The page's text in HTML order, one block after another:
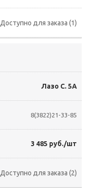
Доступно для заказа (1)
Лазо С. 5А
8(3822)21-33-85
3 485 руб./шт
Доступно для заказа (2)